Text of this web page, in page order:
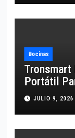
Bocinas
Portátil
JULIO 9, 2026